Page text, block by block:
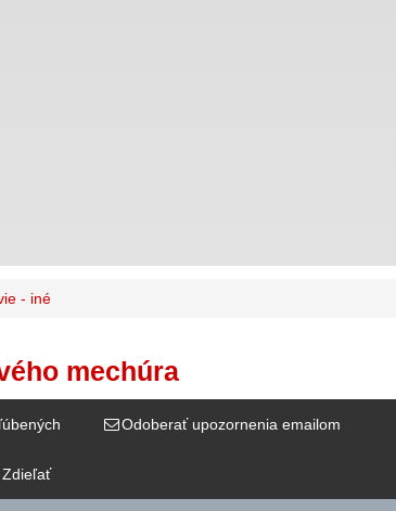
- iné
mechúra
Odoberať upozornenia emailom
Zdieľať